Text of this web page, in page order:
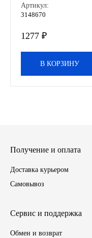
УРАЛ
Фильтры
АКБ
Артикул:
3148670
1277 ₽
В КОРЗИНУ
Получение и оплата
Доставка курьером
Самовывоз
Сервис и поддержка
Обмен и возврат